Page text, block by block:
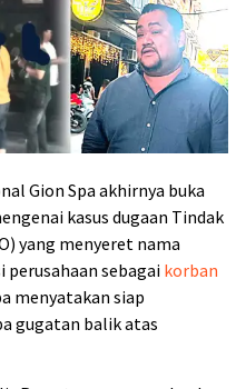
Gion Spa akhirnya buka
kasus dugaan Tindak
yang menyeret nama
perusahaan sebagai korban
menyatakan siap
gugatan balik atas